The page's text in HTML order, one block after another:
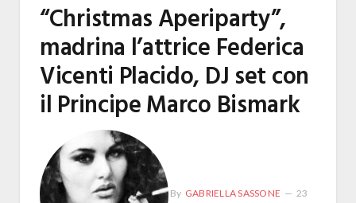
“Christmas Aperiparty”,
madrina l’attrice Federica
Vicenti Placido, DJ set con
il Principe Marco Bismark
By GABRIELLA SASSONE 23